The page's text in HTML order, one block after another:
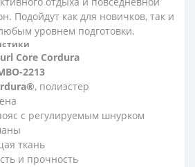
Подойдут как для новичков, так и
уровнем подготовки.
Core Cordura
2213
, полиэстер
с регулируемым шнурком
ткань
и прочность